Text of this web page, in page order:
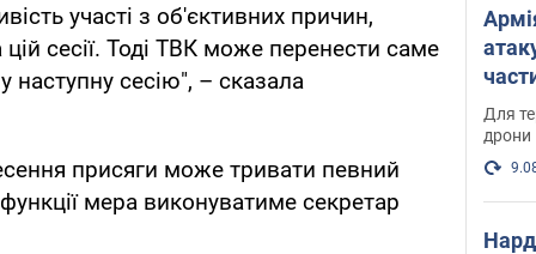
участі з об'єктивних причин,
сесії. Тоді ТВК може перенести саме
наступну сесію", – сказала
присяги може тривати певний
мера виконуватиме секретар
Для
дрони